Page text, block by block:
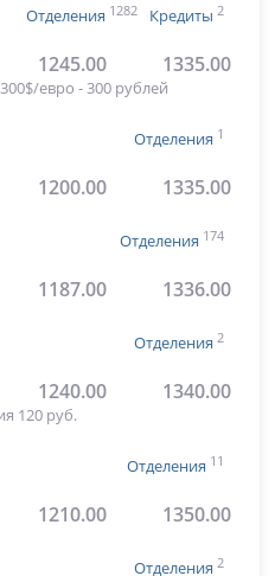
Отделения 1282 Кредиты 2
1245.00 1335.00
евро - 300 рублей
Отделения 1
1200.00 1335.00
Отделения 174
1187.00 1336.00
Отделения 2
1240.00 1340.00
120 руб.
Отделения 11
1210.00 1350.00
Отделения 2